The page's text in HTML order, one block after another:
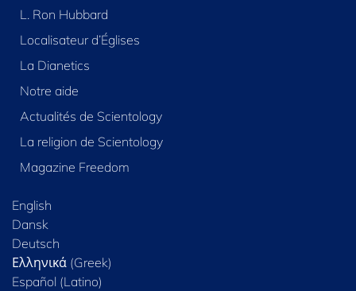
L. Ron Hubbard
Localisateur d’Églises
La Dianetics
Notre aide
Actualités de Scientology
La religion de Scientology
Magazine Freedom
English
Dansk
Deutsch
Ελληνικά (Greek)
Español (Latino)